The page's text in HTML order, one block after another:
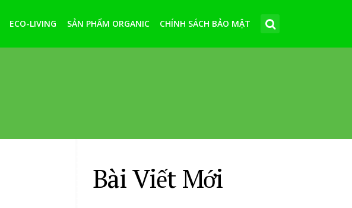
ECO-LIVING SẢN PHẨM ORGANIC CHÍNH SÁCH BẢO MẬT
Bài Viết Mới